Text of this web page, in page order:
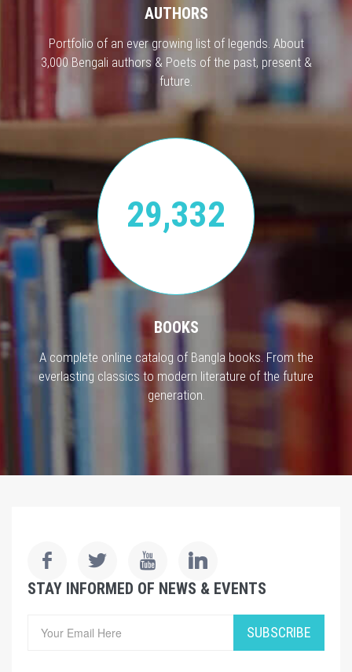
AUTHORS
Portfolio of an ever growing list of legends. About
3,000 Bengali authors & Poets of the past, present &
future.
29,332
BOOKS
A complete online catalog of Bangla books. From the
everlasting classics to modern literature of the future
generation.
STAY INFORMED OF NEWS & EVENTS
SUBSCRIBE